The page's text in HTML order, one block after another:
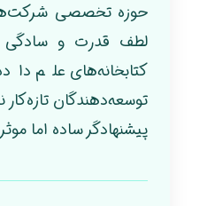
حوزه تخصصی
لطف قدرت و
کتابخانه‌های علم
توسعه‌دهندگان
پیشنهادگر ساده اما